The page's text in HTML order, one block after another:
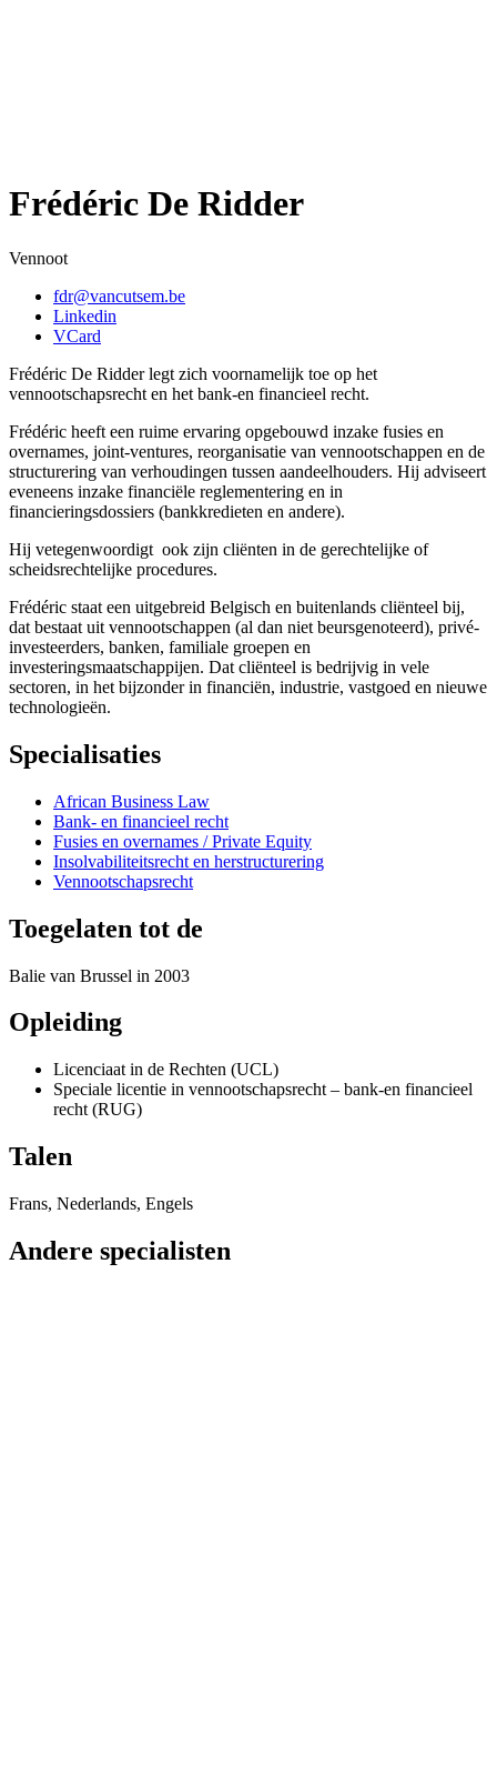
Frédéric De Ridder
Vennoot
fdr@vancutsem.be
Linkedin
VCard
Frédéric De Ridder legt zich voornamelijk toe op het
vennootschapsrecht en het bank-en financieel recht.
Frédéric heeft een ruime ervaring opgebouwd inzake fusies en
overnames, joint-ventures, reorganisatie van vennootschappen en de
structurering van verhoudingen tussen aandeelhouders. Hij adviseert
eveneens inzake financiële reglementering en in
financieringsdossiers (bankkredieten en andere).
Hij vetegenwoordigt ook zijn cliënten in de gerechtelijke of
scheidsrechtelijke procedures.
Frédéric staat een uitgebreid Belgisch en buitenlands cliënteel bij,
dat bestaat uit vennootschappen (al dan niet beursgenoteerd), privé-
investeerders, banken, familiale groepen en
investeringsmaatschappijen. Dat cliënteel is bedrijvig in vele
sectoren, in het bijzonder in financiën, industrie, vastgoed en nieuwe
technologieën.
Specialisaties
African Business Law
Bank- en financieel recht
Fusies en overnames / Private Equity
Insolvabiliteitsrecht en herstructurering
Vennootschapsrecht
Toegelaten tot de
Balie van Brussel in 2003
Opleiding
Licenciaat in de Rechten (UCL)
Speciale licentie in vennootschapsrecht – bank-en financieel
recht (RUG)
Talen
Frans, Nederlands, Engels
Andere specialisten